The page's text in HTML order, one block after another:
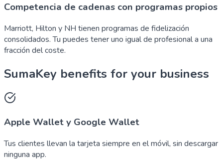
Competencia de cadenas con programas propios
Marriott, Hilton y NH tienen programas de fidelización
consolidados. Tu puedes tener uno igual de profesional a una
fracción del coste.
SumaKey benefits for your business
Apple Wallet y Google Wallet
Tus clientes llevan la tarjeta siempre en el móvil, sin descargar
ninguna app.